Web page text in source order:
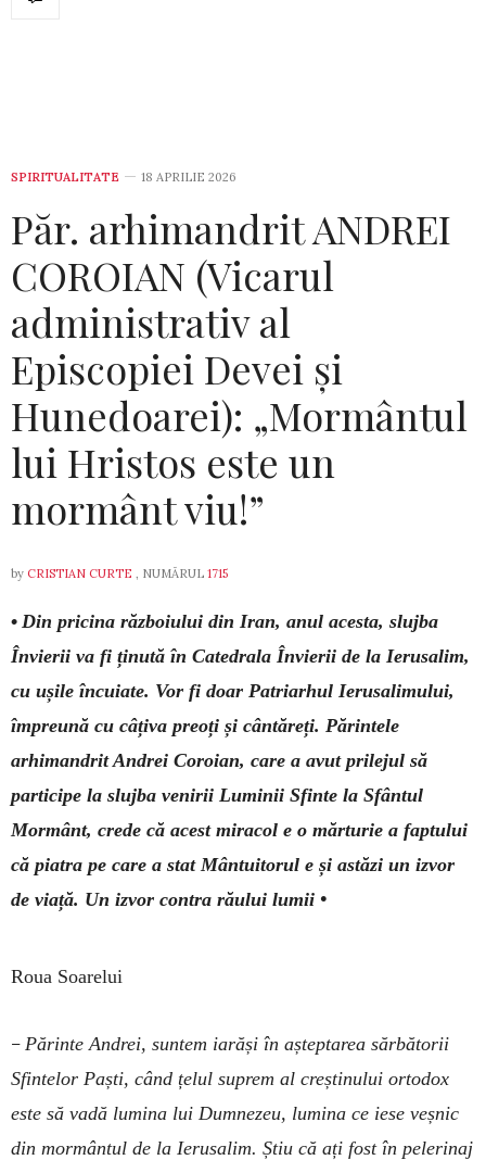
SPIRITUALITATE 18 APRILIE 2026
Păr. arhimandrit ANDREI
COROIAN (Vicarul
administrativ al
Episcopiei Devei și
Hunedoarei): „Mormântul
lui Hristos este un
mormânt viu!”
by CRISTIAN CURTE , NUMĂRUL 1715
• Din pricina războiului din Iran, anul acesta, slujba
Învierii va fi ținută în Catedrala Învierii de la Ierusalim,
cu ușile încuiate. Vor fi doar Patriarhul Ierusalimului,
împreună cu câțiva preoți și cântăreți. Părintele
arhimandrit Andrei Coroian, care a avut prilejul să
participe la slujba venirii Luminii Sfinte la Sfântul
Mormânt, crede că acest miracol e o mărturie a faptului
că piatra pe care a stat Mântuitorul e și astăzi un izvor
de viață. Un izvor contra răului lumii •
Roua Soarelui
– Părinte Andrei, suntem iarăși în așteptarea sărbătorii
Sfintelor Paști, când țelul suprem al creștinului ortodox
este să vadă lumina lui Dumnezeu, lumina ce iese veșnic
din mormântul de la Ierusalim. Știu că ați fost în pelerinaj